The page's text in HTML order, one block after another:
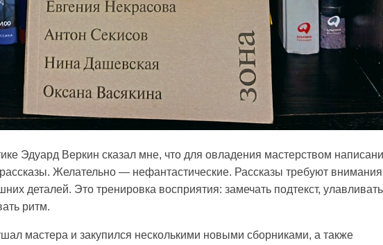
Эдуард Веркин сказал мне, что для овладения мастерством
Желательно — нефантастические. Рассказы требуют
деталей. Это тренировка восприятия: замечать подтекст, улавливать
ритм.
мастера и закупился несколькими новыми сборниками, а также